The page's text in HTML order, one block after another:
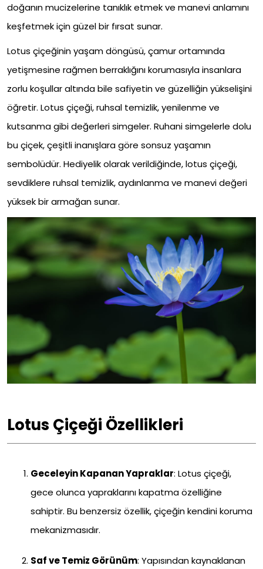
doğanın mucizelerine tanıklık etmek ve manevi anlamını
keşfetmek için güzel bir fırsat sunar.
Lotus çiçeğinin yaşam döngüsü, çamur ortamında
yetişmesine rağmen berraklığını korumasıyla insanlara
zorlu koşullar altında bile safiyetin ve güzelliğin yükselişini
öğretir. Lotus çiçeği, ruhsal temizlik, yenilenme ve
kutsanma gibi değerleri simgeler. Ruhani simgelerle dolu
bu çiçek, çeşitli inanışlara göre sonsuz yaşamın
sembolüdür. Hediyelik olarak verildiğinde, lotus çiçeği,
sevdiklere ruhsal temizlik, aydınlanma ve manevi değeri
yüksek bir armağan sunar.
Lotus Çiçeği Özellikleri
Geceleyin Kapanan Yapraklar: Lotus çiçeği,
gece olunca yapraklarını kapatma özelliğine
sahiptir. Bu benzersiz özellik, çiçeğin kendini koruma
mekanizmasıdır.
Saf ve Temiz Görünüm: Yapısından kaynaklanan